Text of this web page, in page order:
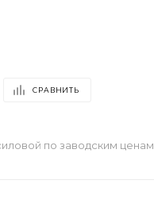
СРАВНИТЬ
по заводским ценам